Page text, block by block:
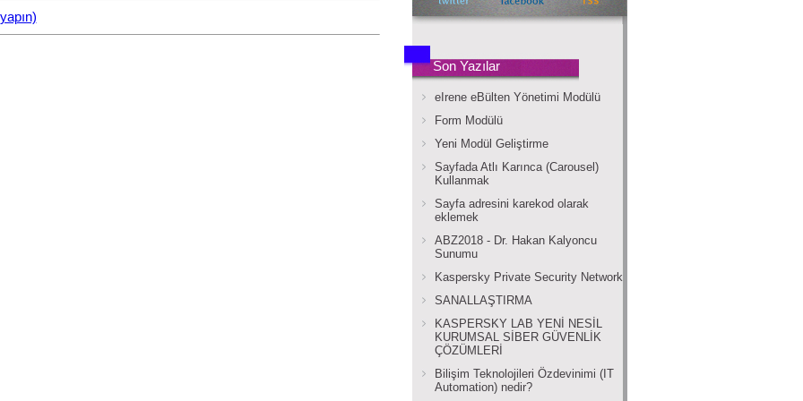
Son Yazılar
eIrene eBülten Yönetimi Modülü
Form Modülü
Yeni Modül Geliştirme
Sayfada Atlı Karınca (Carousel)
Kullanmak
Sayfa adresini karekod olarak
eklemek
ABZ2018 - Dr. Hakan Kalyoncu
Sunumu
Kaspersky Private Security Network
SANALLAŞTIRMA
KASPERSKY LAB YENİ NESİL
KURUMSAL SİBER GÜVENLİK
ÇÖZÜMLERİ
Bilişim Teknolojileri Özdevinimi (IT
Automation) nedir?